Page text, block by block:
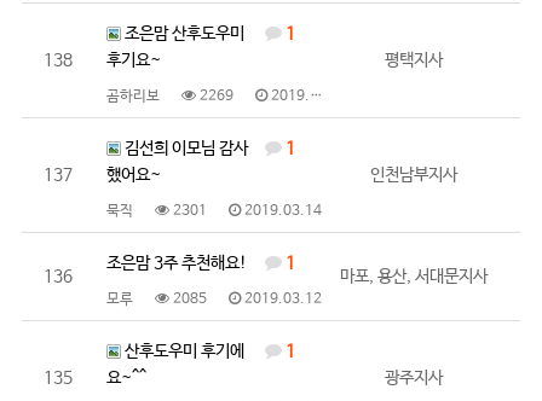
138
1
조은맘 산후도우미
후기요~
곰하리보 2269 2019.03.14
평택지사
137
1
김선희 이모님 감사
했어요~
묵직 2301 2019.03.14
인천남부지사
136
1
조은맘 3주 추천해요!
모루 2085 2019.03.12
마포, 용산, 서대문지사
135
1
산후도우미 후기에
요~^^
광주지사